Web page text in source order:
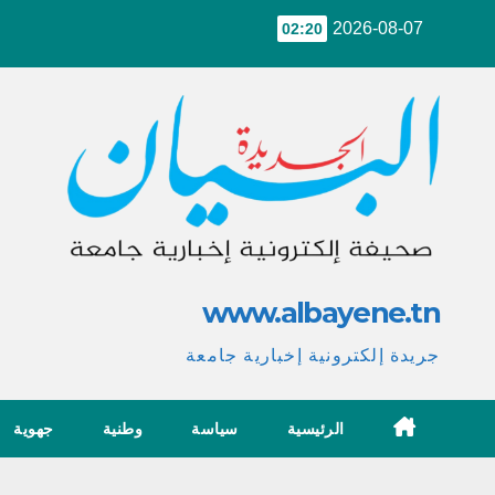
2026-08-07
02:20
www.albayene.tn
جريدة إلكترونية إخبارية جامعة
الرئيسية سياسة وطنية جهوية